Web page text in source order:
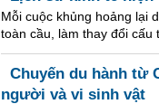
Mỗi cuộc khủng hoảng lại
toàn cầu, làm thay đổi cấu
Chuyến du hành từ
người và vi sinh vật